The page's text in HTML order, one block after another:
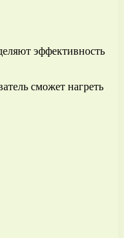
эффективность
сможет нагреть